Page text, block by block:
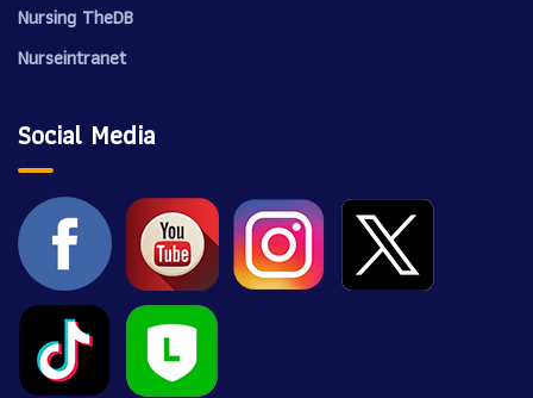
Nursing TheDB
Nurseintranet
Social Media